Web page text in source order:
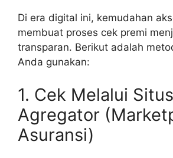
Di era digital ini, kemudahan
membuat proses cek premi
transparan. Berikut adalah
Anda gunakan:
1. Cek Melalui Situs
Agregator
Asuransi)